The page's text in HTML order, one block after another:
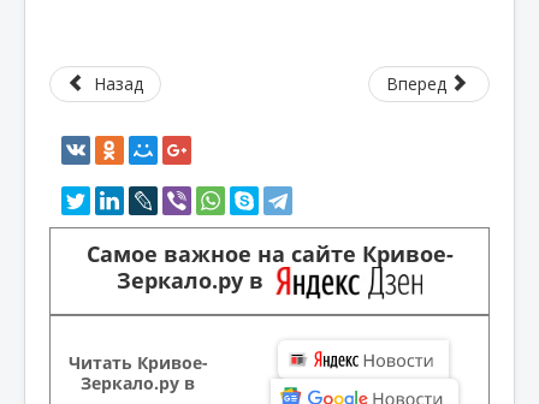
Назад Вперед
Самое важное на сайте Кривое-
Зеркало.ру в
Читать Кривое-
Зеркало.ру в